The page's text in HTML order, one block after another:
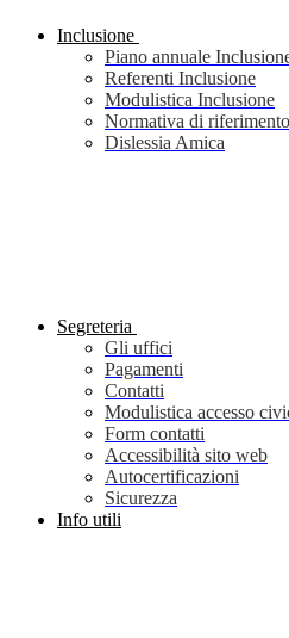
Inclusione
Piano annuale
Referenti Inclusione
Modulistica Inclusione
Normativa di riferimento
Dislessia Amica
Segreteria
Gli uffici
Pagamenti
Contatti
Modulistica accesso
Form contatti
Accessibilità sito web
Autocertificazioni
Sicurezza
Info utili